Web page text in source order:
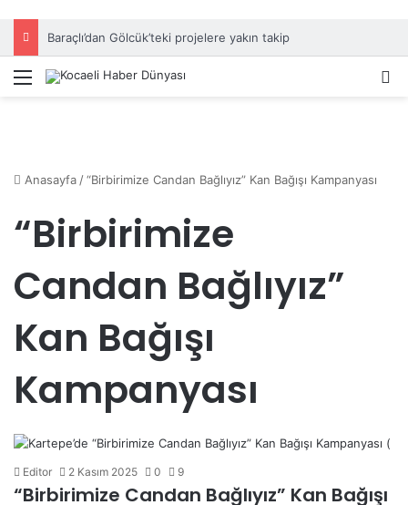
Baraçlı’dan Gölcük’teki projelere yakın takip
Menü
Anasayfa /“Birbirimize Candan Bağlıyız” Kan Bağışı Kampanyası
“Birbirimize
Candan Bağlıyız”
Kan Bağışı
Kampanyası
Editor 2 Kasım 2025 0 9
“Birbirimize Candan Bağlıyız” Kan Bağışı